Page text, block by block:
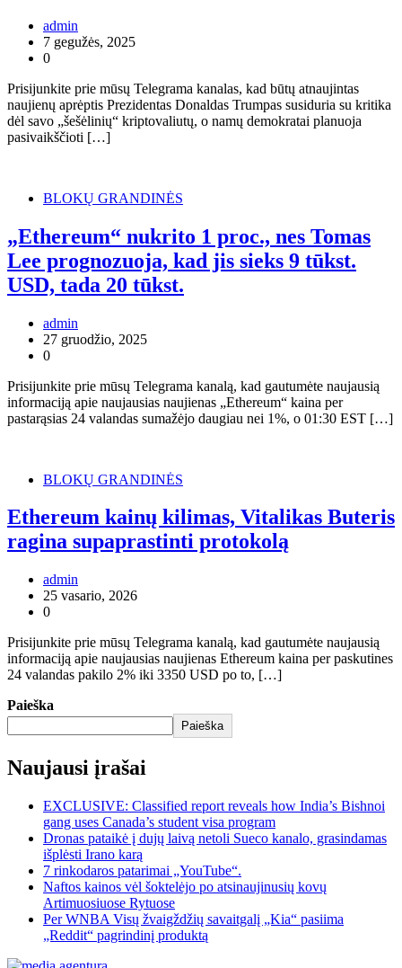
admin
7 gegužės, 2025
0
Prisijunkite prie mūsų Telegrama kanalas, kad būtų atnaujintas
naujienų aprėptis Prezidentas Donaldas Trumpas susiduria su kritika
dėl savo „šešėlinių“ kriptovaliutų, o namų demokratai planuoja
pasivaikščioti […]
BLOKŲ GRANDINĖS
„Ethereum“ nukrito 1 proc., nes Tomas
Lee prognozuoja, kad jis sieks 9 tūkst.
USD, tada 20 tūkst.
admin
27 gruodžio, 2025
0
Prisijunkite prie mūsų Telegrama kanalą, kad gautumėte naujausią
informaciją apie naujausias naujienas „Ethereum“ kaina per
pastarąsias 24 valandas sumažėjo daugiau nei 1%, o 01:30 EST […]
BLOKŲ GRANDINĖS
Ethereum kainų kilimas, Vitalikas Buteris
ragina supaprastinti protokolą
admin
25 vasario, 2026
0
Prisijunkite prie mūsų Telegrama kanalą, kad gautumėte naujausią
informaciją apie naujausias naujienas Ethereum kaina per paskutines
24 valandas pakilo 2% iki 3350 USD po to, […]
Paieška
Paieška
Naujausi įrašai
EXCLUSIVE: Classified report reveals how India’s Bishnoi
gang uses Canada’s student visa program
Dronas pataikė į dujų laivą netoli Sueco kanalo, grasindamas
išplėsti Irano karą
7 rinkodaros patarimai „YouTube“.
Naftos kainos vėl šoktelėjo po atsinaujinusių kovų
Artimuosiuose Rytuose
Per WNBA Visų žvaigždžių savaitgalį „Kia“ pasiima
„Reddit“ pagrindinį produktą